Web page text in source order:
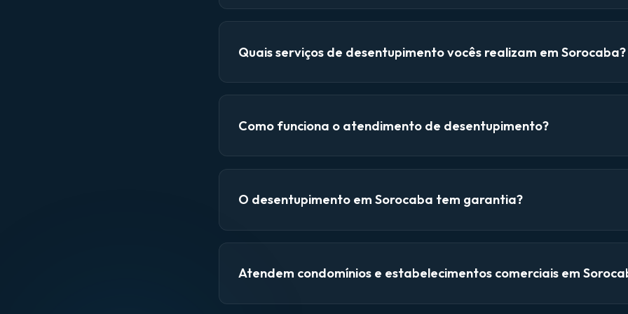
Quais serviços de desentupimento vocês realizam em Sorocaba?
Como funciona o atendimento de desentupimento?
O desentupimento em Sorocaba tem garantia?
Atendem condomínios e estabelecimentos comerciais em